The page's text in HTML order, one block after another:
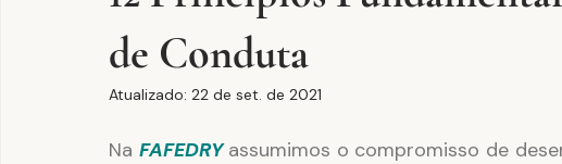
de Conduta
Atualizado: 22 de set. de 2021
Na FAFEDRY assumimos o compromisso de